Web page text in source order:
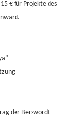
€ für Projekte des
der Berswordt-